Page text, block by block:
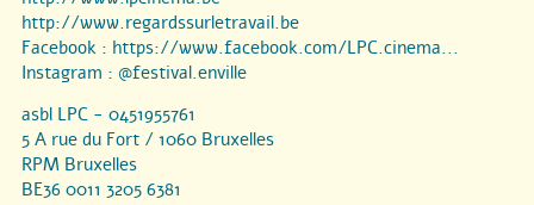
http://www.regardssurletravail.be
Facebook : https://www.facebook.com/LPC.cinema...
Instagram : @festival.enville
asbl LPC - 0451955761
5 A rue du Fort / 1060 Bruxelles
RPM Bruxelles
BE36 0011 3205 6381